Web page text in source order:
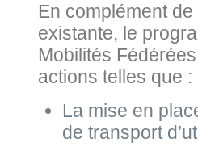
En complément de
existante, le
Mobilités
actions telles que :
La mise en
de transport